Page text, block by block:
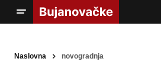
Naslovna novogradnja